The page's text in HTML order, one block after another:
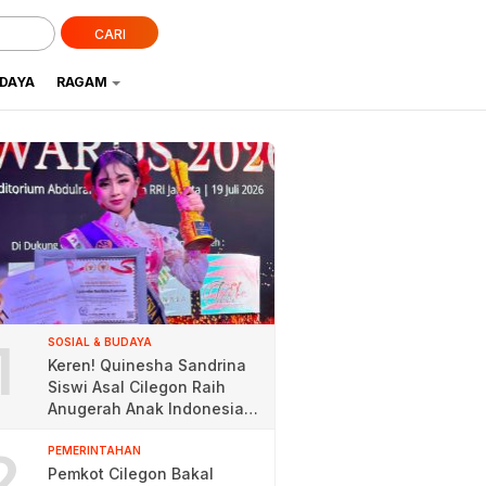
CARI
RAGAM
SOSIAL & BUDAYA
Keren! Quinesha Sandrina
Siswi Asal Cilegon Raih
Anugerah Anak Indonesia
PEMERINTAHAN
Pemkot Cilegon Bakal